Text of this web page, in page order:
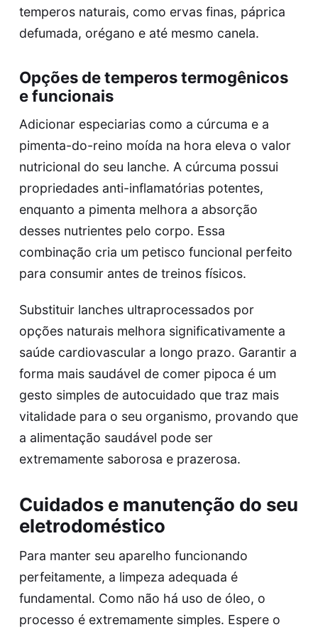
temperos naturais, como ervas finas, páprica
defumada, orégano e até mesmo canela.
Opções de temperos termogênicos
e funcionais
Adicionar especiarias como a cúrcuma e a
pimenta-do-reino moída na hora eleva o valor
nutricional do seu lanche. A cúrcuma possui
propriedades anti-inflamatórias potentes,
enquanto a pimenta melhora a absorção
desses nutrientes pelo corpo. Essa
combinação cria um petisco funcional perfeito
para consumir antes de treinos físicos.
Substituir lanches ultraprocessados por
opções naturais melhora significativamente a
saúde cardiovascular a longo prazo. Garantir a
forma mais saudável de comer pipoca é um
gesto simples de autocuidado que traz mais
vitalidade para o seu organismo, provando que
a alimentação saudável pode ser
extremamente saborosa e prazerosa.
Cuidados e manutenção do seu
eletrodoméstico
Para manter seu aparelho funcionando
perfeitamente, a limpeza adequada é
fundamental. Como não há uso de óleo, o
processo é extremamente simples. Espere o